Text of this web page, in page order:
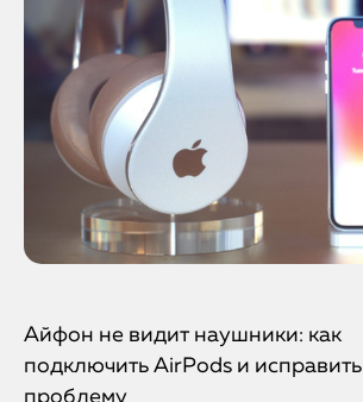
Айфон не видит наушники: как
подключить AirPods и исправить
проблему